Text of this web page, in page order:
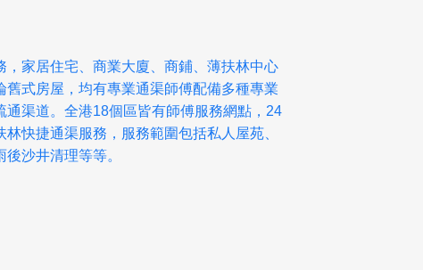
，家居住宅、商業大廈、商鋪、薄扶林中心
舊式房屋，均有專業通渠師傅配備多種專業
通渠道。全港18個區皆有師傅服務網點，24
快捷通渠服務，服務範圍包括私人屋苑、
沙井清理等等。